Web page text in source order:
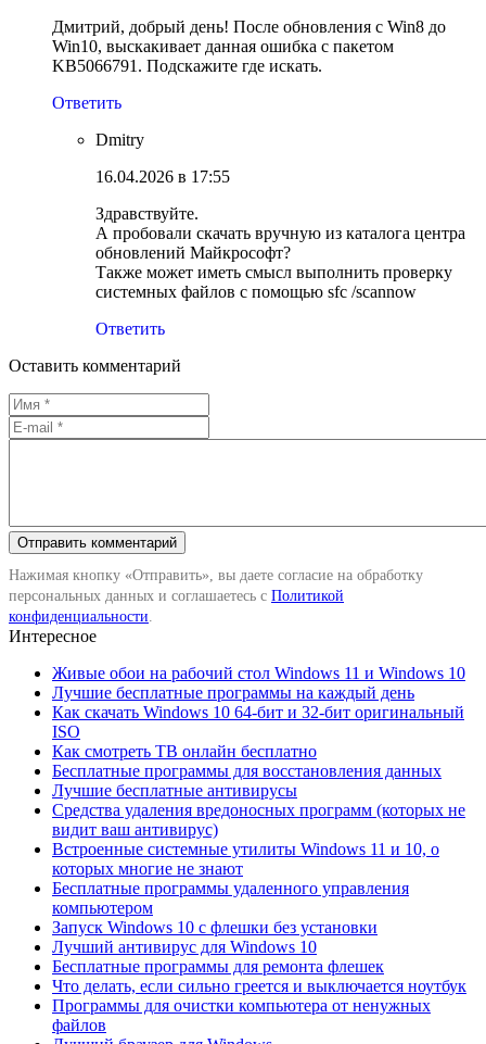
Дмитрий, добрый день! После обновления с Win8 до
Win10, выскакивает данная ошибка с пакетом
KB5066791. Подскажите где искать.
Ответить
Dmitry
16.04.2026 в 17:55
Здравствуйте.
А пробовали скачать вручную из каталога центра
обновлений Майкрософт?
Также может иметь смысл выполнить проверку
системных файлов с помощью sfc /scannow
Ответить
Оставить комментарий
Нажимая кнопку «Отправить», вы даете согласие на обработку
персональных данных и соглашаетесь с Политикой
конфиденциальности
Интересное
Живые обои на рабочий стол Windows 11 и Windows 10
Лучшие бесплатные программы на каждый день
Как скачать Windows 10 64-бит и 32-бит оригинальный
ISO
Как смотреть ТВ онлайн бесплатно
Бесплатные программы для восстановления данных
Лучшие бесплатные антивирусы
Средства удаления вредоносных программ (которых не
видит ваш антивирус)
Встроенные системные утилиты Windows 11 и 10, о
которых многие не знают
Бесплатные программы удаленного управления
компьютером
Запуск Windows 10 с флешки без установки
Лучший антивирус для Windows 10
Бесплатные программы для ремонта флешек
Что делать, если сильно греется и выключается ноутбук
Программы для очистки компьютера от ненужных
файлов